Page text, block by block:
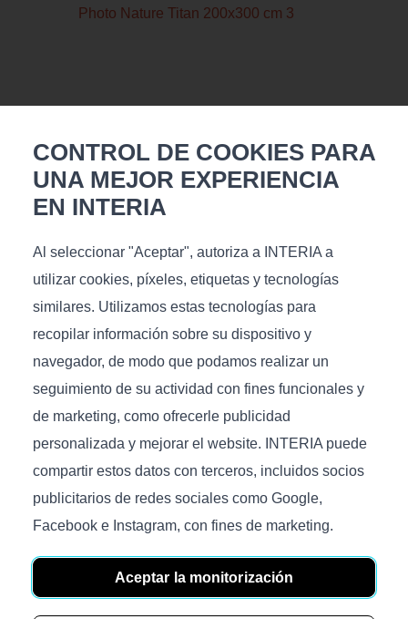
Medidas (L/P/A), cm: 200x300x11
Productos
Sofás
Camas
Accesorios
CONTROL DE COOKIES PARA
UNA MEJOR EXPERIENCIA
EN INTERIA
Al seleccionar "Aceptar", autoriza a INTERIA a
utilizar cookies, píxeles, etiquetas y tecnologías
similares. Utilizamos estas tecnologías para
recopilar información sobre su dispositivo y
navegador, de modo que podamos realizar un
seguimiento de su actividad con fines funcionales y
de marketing, como ofrecerle publicidad
personalizada y mejorar el website. INTERIA puede
compartir estos datos con terceros, incluidos socios
publicitarios de redes sociales como Google,
Facebook e Instagram, con fines de marketing.
Aceptar la monitorización